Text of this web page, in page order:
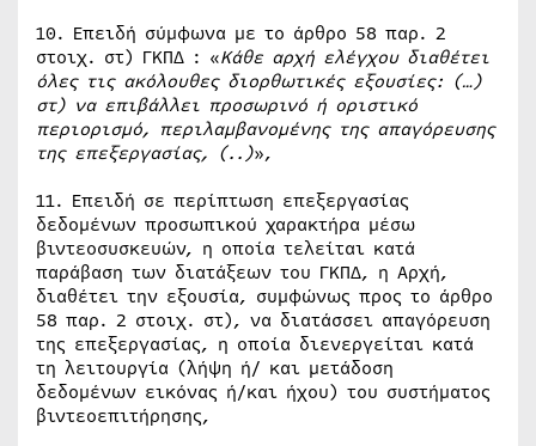
10. Επειδή σύμφωνα με το άρθρο 58 παρ. 2
στοιχ. στ) ΓΚΠΔ : «Κάθε αρχή ελέγχου διαθέτει
όλες τις ακόλουθες διορθωτικές εξουσίες: (…)
στ) να επιβάλλει προσωρινό ή οριστικό
περιορισμό, περιλαμβανομένης της απαγόρευσης
της επεξεργασίας, (..)»,
11. Επειδή σε περίπτωση επεξεργασίας
δεδομένων προσωπικού χαρακτήρα μέσω
βιντεοσυσκευών, η οποία τελείται κατά
παράβαση των διατάξεων του ΓΚΠΔ, η Αρχή,
διαθέτει την εξουσία, συμφώνως προς το άρθρο
58 παρ. 2 στοιχ. στ), να διατάσσει απαγόρευση
της επεξεργασίας, η οποία διενεργείται κατά
τη λειτουργία (λήψη ή/ και μετάδοση
δεδομένων εικόνας ή/και ήχου) του συστήματος
βιντεοεπιτήρησης,